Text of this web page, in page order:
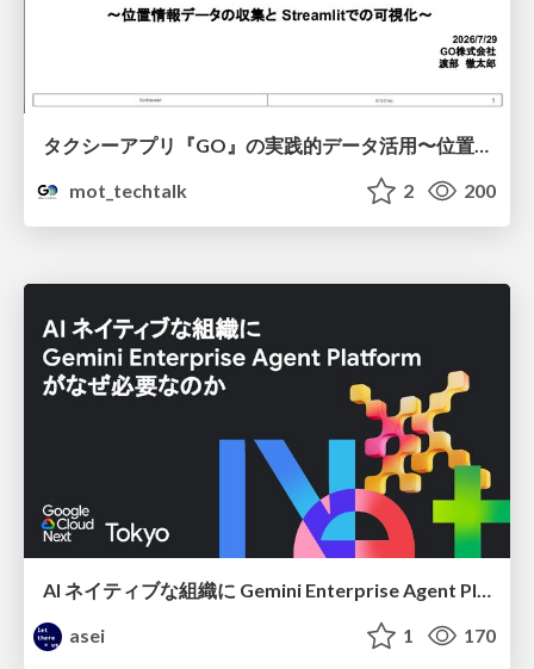
タクシーアプリ『GO』の実践的データ活用〜位置情報データの収集とStreamlitでの可視化〜
mot_techtalk
2 200
asei
1 170